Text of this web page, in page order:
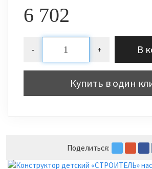
6 702
- + В
Купить в один
Поделиться: